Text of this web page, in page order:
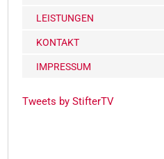
LEISTUNGEN
KONTAKT
IMPRESSUM
Tweets by StifterTV